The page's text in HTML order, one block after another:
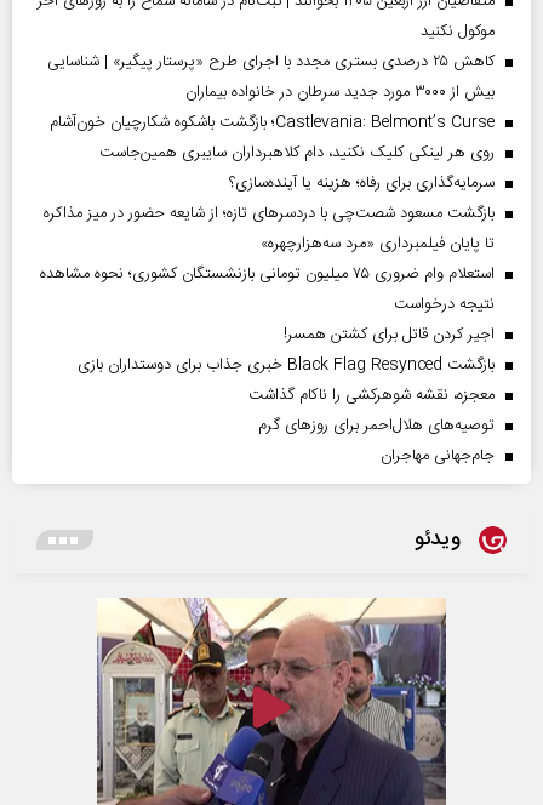
موکول نکنید
کاهش ۲۵ درصدی بستری مجدد با اجرای طرح «پرستار پیگیر» | شناسایی
بیش از ۳۰۰۰ مورد جدید سرطان در خانواده بیماران
Castlevania: Belmont’s Curse؛ بازگشت باشکوه شکارچیان خون‌آشام
روی هر لینکی کلیک نکنید، دام کلاهبرداران سایبری همین‌جاست
سرمایه‌گذاری برای رفاه؛ هزینه یا آینده‌سازی؟
بازگشت مسعود شصت‌چی با دردسر‌های تازه؛ از شایعه حضور در میز مذاکره
تا پایان فیلمبرداری «مرد سه‌هزارچهره»
استعلام وام ضروری ۷۵ میلیون تومانی بازنشستگان کشوری؛ نحوه مشاهده
نتیجه درخواست
اجیر کردن قاتل برای کشتن همسر!
بازگشت Black Flag Resynced خبری جذاب برای دوستداران بازی
معجزه، نقشه شوهرکشی را ناکام گذاشت
توصیه‌های هلال‌احمر برای روز‌های گرم
جام‌جهانی مهاجران
ویدئو